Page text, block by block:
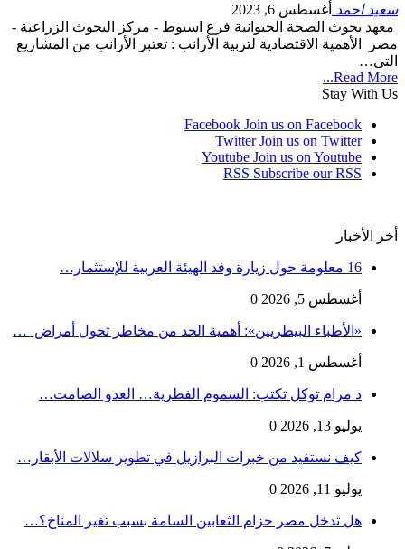
سعيد احمد أغسطس 6, 2023
معهد بحوث الصحة الحيوانية فرع اسيوط - مركز البحوث الزراعية -
مصر الأهمية الاقتصادية لتربية الأرانب : تعتبر الأرانب من المشاريع
التى…
Read More...
Stay With Us
Facebook Join us on Facebook
Twitter Join us on Twitter
Youtube Join us on Youtube
RSS Subscribe our RSS
أخر الأخبار
16 معلومة حول زيارة وفد الهيئة العربية للإستثمار…
أغسطس 5, 2026 0
«الأطباء البيطريين»: أهمية الحد من مخاطر تحول أمراض …
أغسطس 1, 2026 0
د مرام توكل تكتب: السموم الفطرية… العدو الصامت…
يوليو 13, 2026 0
كيف نستفيد من خبرات البرازيل في تطوير سلالات الأبقار…
يوليو 11, 2026 0
هل تدخل مصر حزام الثعابين السامة بسبب تغير المناخ؟…